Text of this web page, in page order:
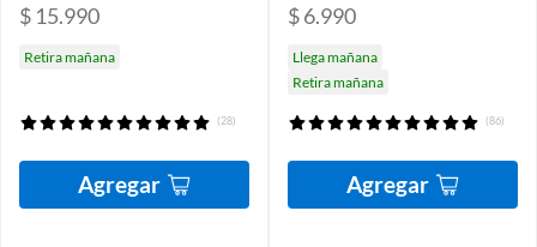
$ 15.990
Retira mañana
(28)
Agregar
$ 6.990
Llega mañana
Retira mañana
(86)
Agregar